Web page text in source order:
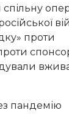
проти
пандемію